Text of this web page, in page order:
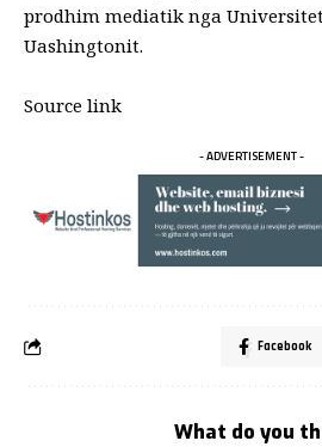
prodhim mediatik nga
Uashingtonit.
Source link
- ADVERTISEMENT -
Facebook
What do you